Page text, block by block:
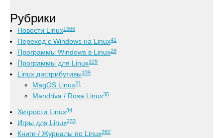
Рубрики
Новости Linux1366
Переход с Windows на Linux41
Программы Windows в Linux28
Программы для Linux129
Linux дистрибутивы139
MagOS Linux21
Mandriva / Rosa Linux35
Хитрости Linux34
Игры для Linux233
Книги / Журналы по Linux282